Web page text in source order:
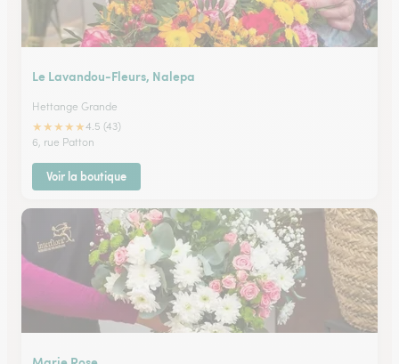
Le Lavandou-Fleurs, Nalepa
Hettange Grande
★★★★★4.5 (43)
6, rue Patton
Voir la boutique